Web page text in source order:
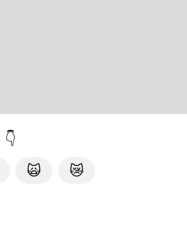
🙀 😿